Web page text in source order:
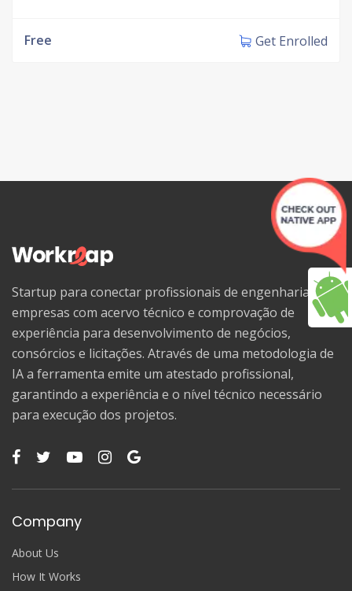
Free Get Enrolled
Startup para conectar profissionais de engenharia e
empresas com acervo técnico e comprovação de
experiência para desenvolvimento de negócios,
consórcios e licitações. Através de uma metodologia de
IA a ferramenta emite um atestado profissional,
garantindo a experiência e o nível técnico necessário
para execução dos projetos.
Company
About Us
How It Works